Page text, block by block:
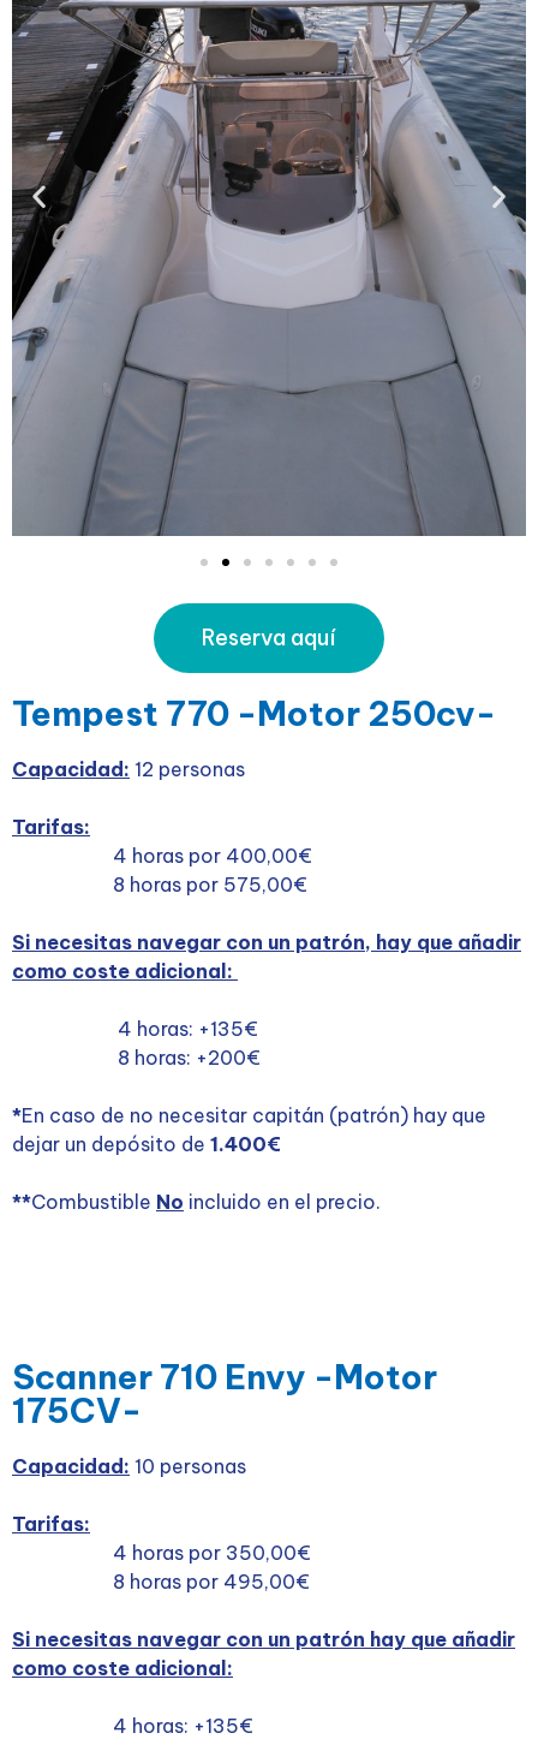
Reserva aquí
Tempest 770 -Motor 250cv-
Capacidad: 12 personas
Tarifas:
4 horas por 400,00€
8 horas por 575,00€
Si necesitas navegar con un patrón, hay que añadir
como coste adicional:
4 horas: +135€
8 horas: +200€
*En caso de no necesitar capitán (patrón) hay que
dejar un depósito de 1.400€
**Combustible No incluido en el precio.
Scanner 710 Envy -Motor
175CV-
Capacidad: 10 personas
Tarifas:
4 horas por 350,00€
8 horas por 495,00€
Si necesitas navegar con un patrón hay que añadir
como coste adicional:
4 horas: +135€